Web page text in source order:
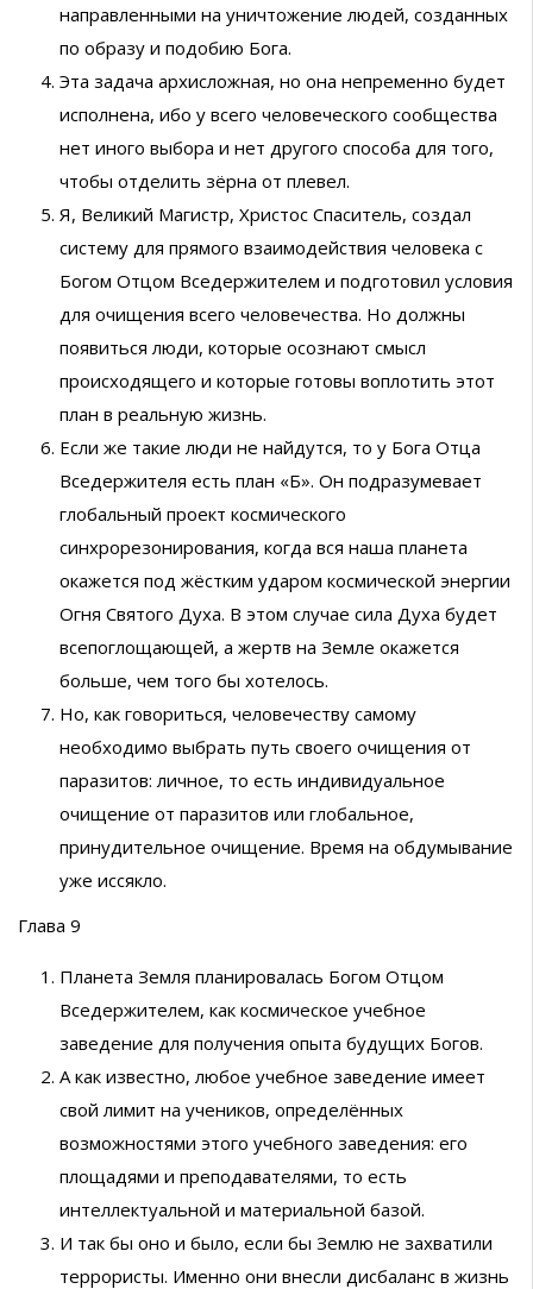
направленными на уничтожение людей, созданных
по образу и подобию Бога.
Эта задача архисложная, но она непременно будет
исполнена, ибо у всего человеческого сообщества
нет иного выбора и нет другого способа для того,
чтобы отделить зёрна от плевел.
Я, Великий Магистр, Христос Спаситель, создал
систему для прямого взаимодействия человека с
Богом Отцом Вседержителем и подготовил условия
для очищения всего человечества. Но должны
появиться люди, которые осознают смысл
происходящего и которые готовы воплотить этот
план в реальную жизнь.
Если же такие люди не найдутся, то у Бога Отца
Вседержителя есть план «Б». Он подразумевает
глобальный проект космического
синхрорезонирования, когда вся наша планета
окажется под жёстким ударом космической энергии
Огня Святого Духа. В этом случае сила Духа будет
всепоглощающей, а жертв на Земле окажется
больше, чем того бы хотелось.
Но, как говориться, человечеству самому
необходимо выбрать путь своего очищения от
паразитов: личное, то есть индивидуальное
очищение от паразитов или глобальное,
принудительное очищение. Время на обдумывание
уже иссякло.
Глава 9
Планета Земля планировалась Богом Отцом
Вседержителем, как космическое учебное
заведение для получения опыта будущих Богов.
А как известно, любое учебное заведение имеет
свой лимит на учеников, определённых
возможностями этого учебного заведения: его
площадями и преподавателями, то есть
интеллектуальной и материальной базой.
И так бы оно и было, если бы Землю не захватили
террористы. Именно они внесли дисбаланс в жизнь